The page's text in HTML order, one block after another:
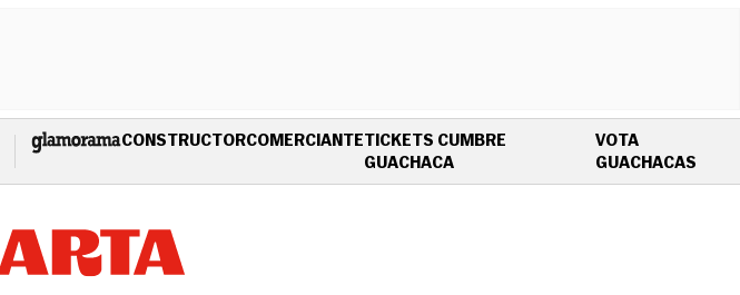
CONSTRUCTORCOMERCIANTETICKETS CUMBRE
GUACHACAOPENS IN NEW WINDOW
VOTA
GUACHACAS